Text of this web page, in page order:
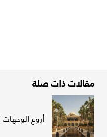
مقالات ذات صلة
أروع الوجهات